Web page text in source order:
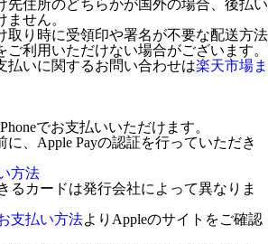
住所のどちらかが国外の場合、後払い
せん。
り時に受領印や署名が不要な配送方法
利用いただけない場合がございます。
いに関するお問い合わせは楽天市場ま
でお支払いいただけます。
に、Apple Payの認証を行っていただき
方法
るカードは発行会社によって異なりま
支払い方法よりAppleのサイトをご確認